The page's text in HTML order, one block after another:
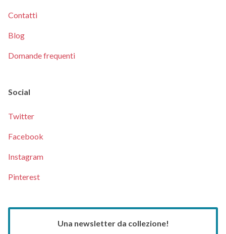
Contatti
Blog
Domande frequenti
Social
Twitter
Facebook
Instagram
Pinterest
Una newsletter da collezione!